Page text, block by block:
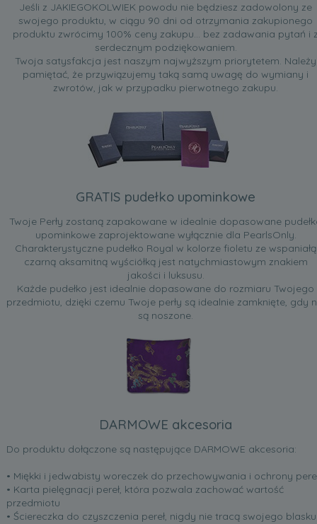
Jeśli z JAKIEGOKOLWIEK powodu nie będziesz zadowolony ze
swojego produktu, w ciągu 90 dni od otrzymania zakupionego
produktu zwrócimy 100% ceny zakupu... bez zadawania pytań i
serdecznym podziękowaniem.
Twoja satysfakcja jest naszym najwyższym priorytetem. Należy
pamiętać, że przywiązujemy taką samą uwagę do wymiany i
zwrotów, jak w przypadku pierwotnego zakupu.
GRATIS pudełko upominkowe
Twoje Perły zostaną zapakowane w idealnie dopasowane
upominkowe zaprojektowane wyłącznie dla PearlsOnly.
Charakterystyczne pudełko Royal w kolorze fioletu ze wspaniałą
czarną aksamitną wyściółką jest natychmiastowym znakiem
jakości i luksusu.
Każde pudełko jest idealnie dopasowane do rozmiaru Twojego
przedmiotu, dzięki czemu Twoje perły są idealnie zamknięte, gdy
są noszone.
DARMOWE akcesoria
Do produktu dołączone są następujące DARMOWE akcesoria:
• Miękki i jedwabisty woreczek do przechowywania i ochrony
• Karta pielęgnacji pereł, która pozwala zachować wartość
przedmiotu
• Ściereczka do czyszczenia pereł, nigdy nie tracą swojego